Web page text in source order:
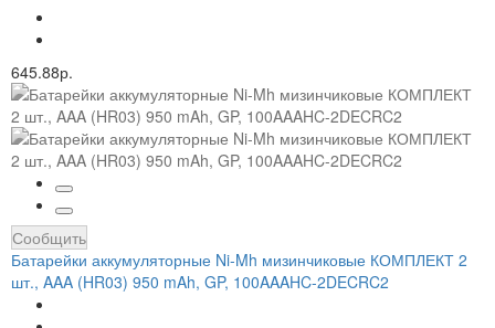
645.88р.
Сообщить
Батарейки аккумуляторные Ni-Mh мизинчиковые КОМПЛЕКТ 2
шт., AAA (HR03) 950 mAh, GP, 100AAAHC-2DECRC2